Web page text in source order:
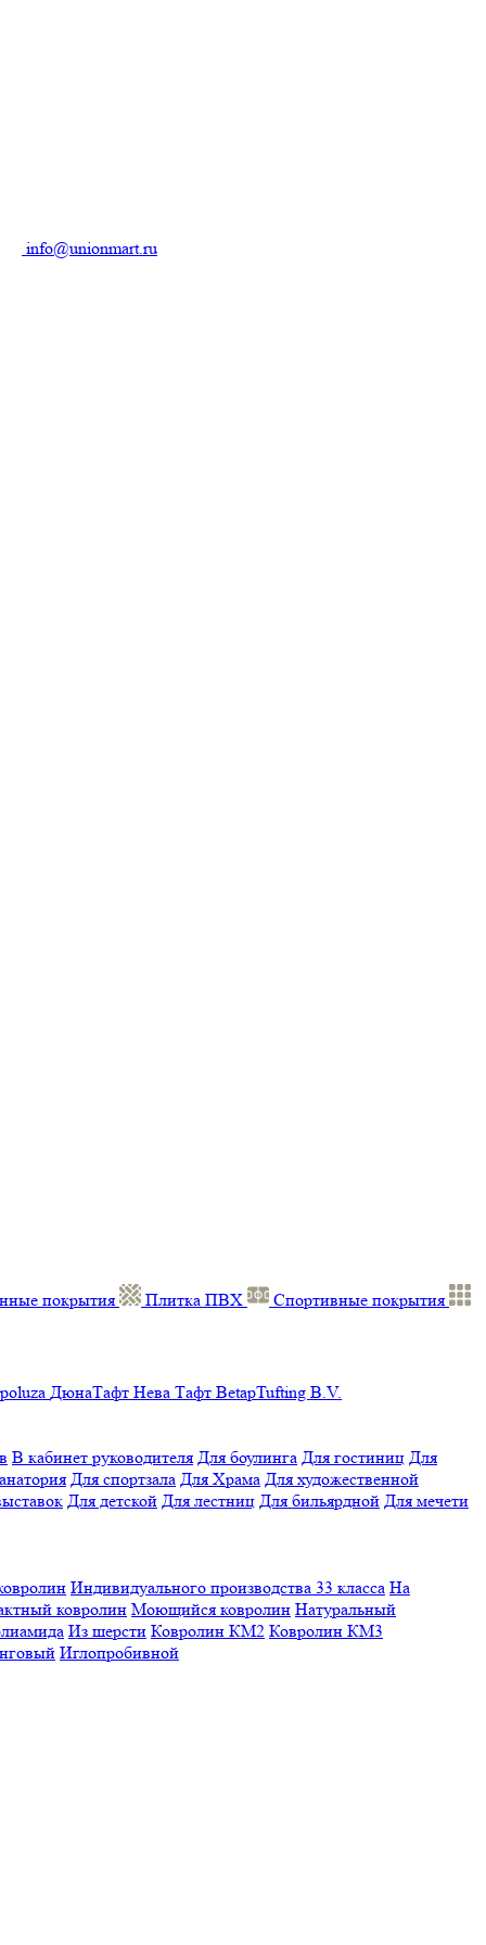
info@unionmart.ru
покрытия Плитка ПВХ
Спортивные покрытия
ДюнаТафт Нева Тафт BetapTufting B.V.
В кабинет руководителя Для боулинга Для гостиниц Для
Для спортзала Для Храма Для художественной
Для детской Для лестниц Для бильярдной Для мечети
Индивидуального производства 33 класса На
ковролин Моющийся ковролин Натуральный
Из шерсти Ковролин КМ2 Ковролин КМ3
Иглопробивной